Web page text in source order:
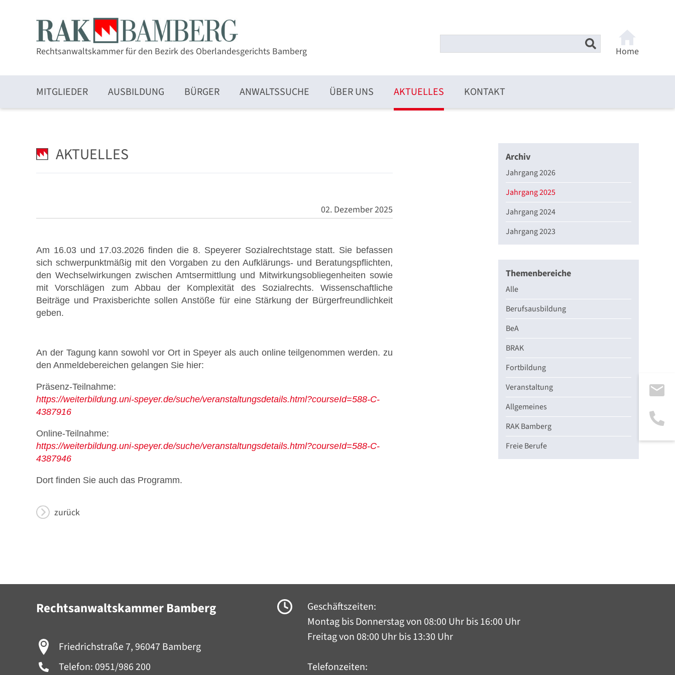
Rechtsanwaltskammer für den Bezirk des Oberlandesgerichts Bamberg Home
MITGLIEDER
Stellenmarkt
Formulare zum Download
AUSBILDUNG BÜRGER ANWALTSSUCHE ÜBER UNS AKTUELLES KONTAKT
AKTUELLES
02. Dezember 2025
Am 16.03 und 17.03.2026 finden die 8. Speyerer Sozialrechtstage statt. Sie befassen
sich schwerpunktmäßig mit den Vorgaben zu den Aufklärungs- und Beratungspflichten,
den Wechselwirkungen zwischen Amtsermittlung und Mitwirkungsobliegenheiten sowie
mit Vorschlägen zum Abbau der Komplexität des Sozialrechts. Wissenschaftliche
Beiträge und Praxisberichte sollen Anstöße für eine Stärkung der Bürgerfreundlichkeit
geben.
An der Tagung kann sowohl vor Ort in Speyer als auch online teilgenommen werden. zu
den Anmeldebereichen gelangen Sie hier:
Präsenz-Teilnahme:
https://weiterbildung.uni-speyer.de/suche/veranstaltungsdetails.html?courseId=588-C-
4387916
Online-Teilnahme:
https://weiterbildung.uni-speyer.de/suche/veranstaltungsdetails.html?courseId=588-C-
4387946
Dort finden Sie auch das Programm.
zurück
Archiv
Jahrgang 2026
Jahrgang 2025
Jahrgang 2024
Jahrgang 2023
Themenbereiche
Alle
Berufsausbildung
BeA
BRAK
Fortbildung
Veranstaltung
Allgemeines
RAK Bamberg
Freie Berufe
Rechtsanwaltskammer Bamberg
Friedrichstraße 7, 96047 Bamberg
Telefon: 0951/986 200
Geschäftszeiten:
Montag bis Donnerstagvon 08:00 Uhr bis 16:00 Uhr
Freitag von 08:00 Uhr bis 13:30 Uhr
Telefonzeiten: